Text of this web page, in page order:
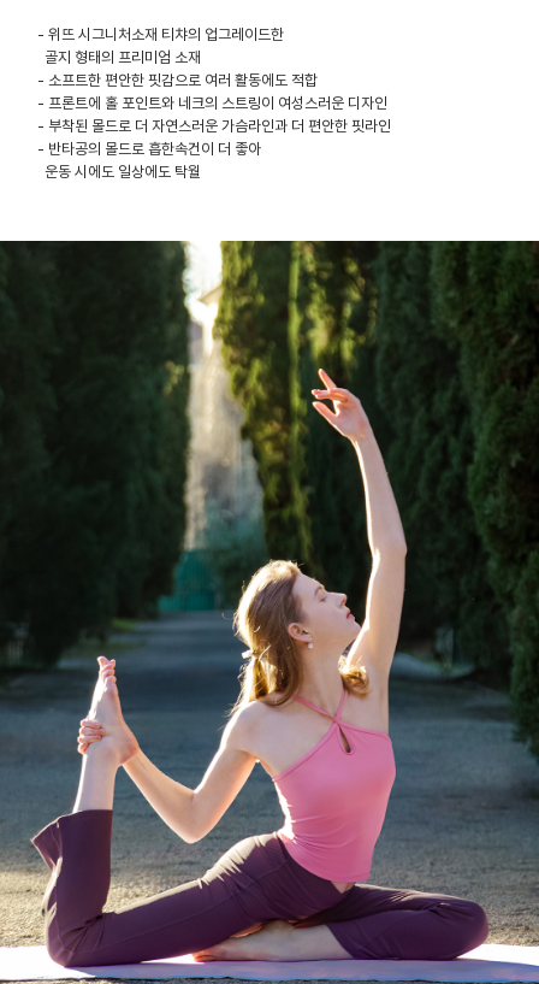
- 위뜨 시그니처소재 티챠의 업그레이드한
골지 형태의 프리미엄 소재
- 소프트한 편안한 핏감으로 여러 활동에도 적합
- 프론트에 홀 포인트와 네크의 스트링이 여성스러운 디자인
- 부착된 몰드로 더 자연스러운 가슴라인과 더 편안한 핏라인
- 반타공의 몰드로 흡한속건이 더 좋아
운동 시에도 일상에도 탁월